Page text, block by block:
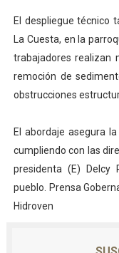
El despliegue técnico
La Cuesta, en la
trabajadores realizan
remoción de
obstrucciones
El abordaje asegura
cumpliendo con las
presidenta (E) Delcy
pueblo. Prensa
Hidroven